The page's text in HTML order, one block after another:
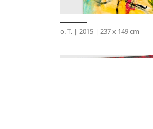
o. T. | 2015 | 237 x 149 cm